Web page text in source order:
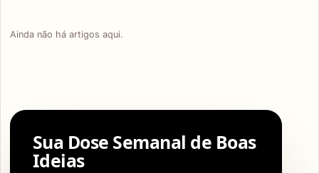
Ainda não há artigos aqui.
Sua Dose Semanal de Boas
Ideias